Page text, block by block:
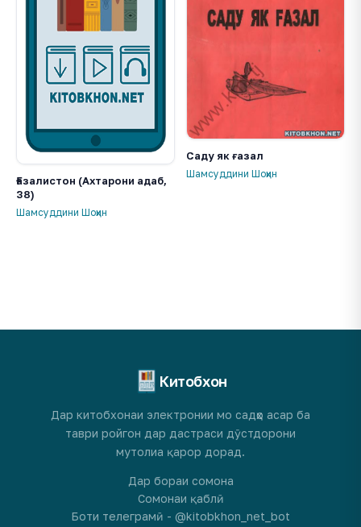
Ғазалистон (Ахтарони адаб,
38)
Шамсуддини Шоҳин
Саду як ғазал
Шамсуддини Шоҳин
Китобхон
Дар китобхонаи электронии мо садҳо асар ба
таври ройгон дар дастраси дӯстдорони
мутолиа қарор дорад.
Дар бораи сомона
Сомонаи қаблӣ
Боти телеграмӣ - @kitobkhon_net_bot